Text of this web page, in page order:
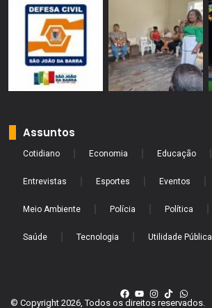
Assuntos
Cotidiano Economia Educação
Entrevistas Esportes Eventos
Meio Ambiente Polícia Política
Saúde Tecnologia Utilidade Pública
© Copyright 2026, Todos os direitos reservados.